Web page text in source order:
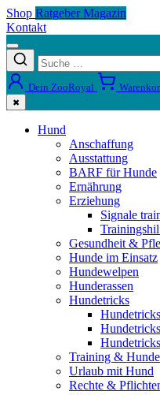
Shop Ratgeber Magazin
Kontakt
Dein ZooRoyal
✖
Hund
Anschaffung
Ausstattung
BARF für Hunde
Ernährung
Erziehung
Signale
Gesundheit &
Hunde im Einsatz
Hundewelpen
Hunderassen
Hundetricks
Training &
Urlaub mit Hund
Rechte &